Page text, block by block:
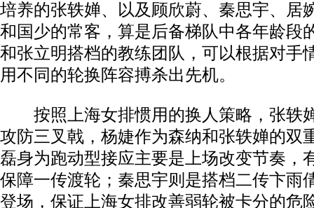
培养的张轶婵、以及顾欣蔚、秦思宇、居
和国少的常客，算是后备梯队中各年龄段
和张立明搭档的教练团队，可以根据对手
用不同的轮换阵容搏杀出先机。
按照上海女排惯用的换人策略，张轶
攻防三叉戟，杨婕作为森纳和张轶婵的双
磊身为跑动型接应主要是上场改变节奏，
保障一传渡轮；秦思宇则是搭档二传卞雨
登场，保证上海女排改善弱轮被卡分的危